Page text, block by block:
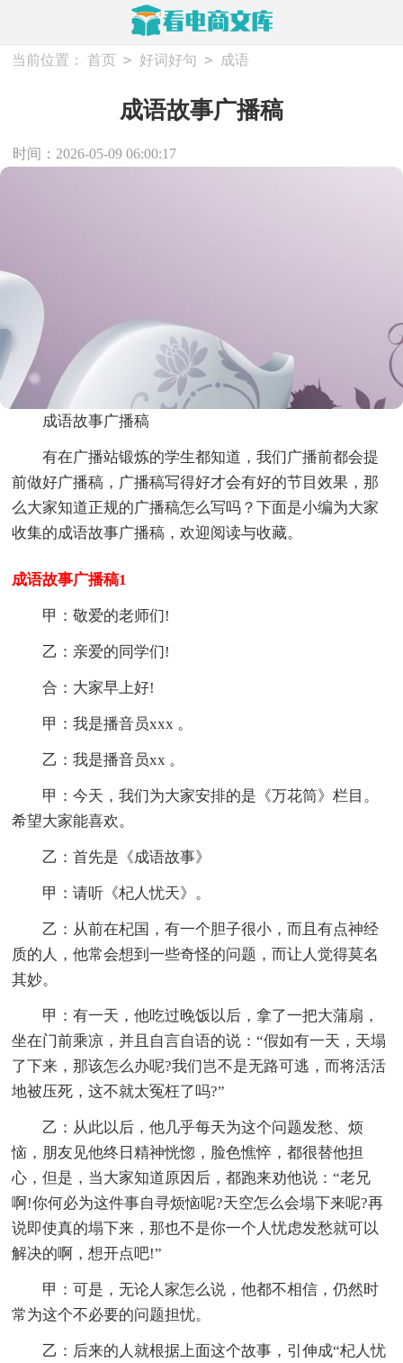
当前位置： 首页 > 好词好句 > 成语
成语故事广播稿
时间：2026-05-09 06:00:17
成语故事广播稿
有在广播站锻炼的学生都知道，我们广播前都会提
前做好广播稿，广播稿写得好才会有好的节目效果，那
么大家知道正规的广播稿怎么写吗？下面是小编为大家
收集的成语故事广播稿，欢迎阅读与收藏。
成语故事广播稿1
甲：敬爱的老师们!
乙：亲爱的同学们!
合：大家早上好!
甲：我是播音员xxx 。
乙：我是播音员xx 。
甲：今天，我们为大家安排的是《万花筒》栏目。
希望大家能喜欢。
乙：首先是《成语故事》
甲：请听《杞人忧天》。
乙：从前在杞国，有一个胆子很小，而且有点神经
质的人，他常会想到一些奇怪的问题，而让人觉得莫名
其妙。
甲：有一天，他吃过晚饭以后，拿了一把大蒲扇，
坐在门前乘凉，并且自言自语的说：“假如有一天，天塌
了下来，那该怎么办呢?我们岂不是无路可逃，而将活活
地被压死，这不就太冤枉了吗?”
乙：从此以后，他几乎每天为这个问题发愁、烦
恼，朋友见他终日精神恍惚，脸色憔悴，都很替他担
心，但是，当大家知道原因后，都跑来劝他说：“老兄
啊!你何必为这件事自寻烦恼呢?天空怎么会塌下来呢?再
说即使真的塌下来，那也不是你一个人忧虑发愁就可以
解决的啊，想开点吧!”
甲：可是，无论人家怎么说，他都不相信，仍然时
常为这个不必要的问题担忧。
乙：后来的人就根据上面这个故事，引伸成“杞人忧